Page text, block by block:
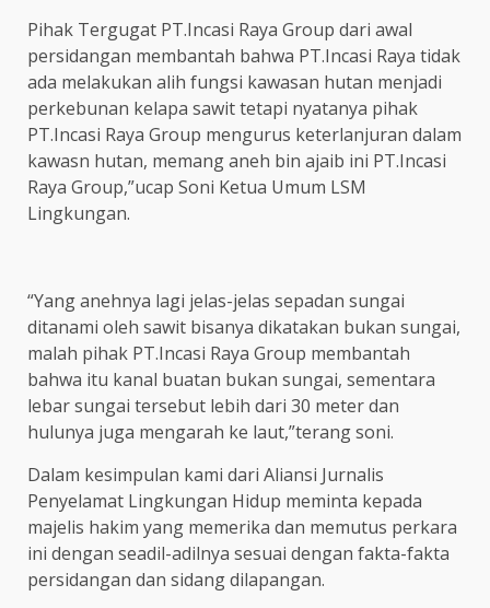
Pihak Tergugat PT.Incasi Raya Group dari awal
persidangan membantah bahwa PT.Incasi Raya tidak
ada melakukan alih fungsi kawasan hutan menjadi
perkebunan kelapa sawit tetapi nyatanya pihak
PT.Incasi Raya Group mengurus keterlanjuran dalam
kawasn hutan, memang aneh bin ajaib ini PT.Incasi
Raya Group,”ucap Soni Ketua Umum LSM
Lingkungan.
“Yang anehnya lagi jelas-jelas sepadan sungai
ditanami oleh sawit bisanya dikatakan bukan sungai,
malah pihak PT.Incasi Raya Group membantah
bahwa itu kanal buatan bukan sungai, sementara
lebar sungai tersebut lebih dari 30 meter dan
hulunya juga mengarah ke laut,”terang soni.
Dalam kesimpulan kami dari Aliansi Jurnalis
Penyelamat Lingkungan Hidup meminta kepada
majelis hakim yang memerika dan memutus perkara
ini dengan seadil-adilnya sesuai dengan fakta-fakta
persidangan dan sidang dilapangan.